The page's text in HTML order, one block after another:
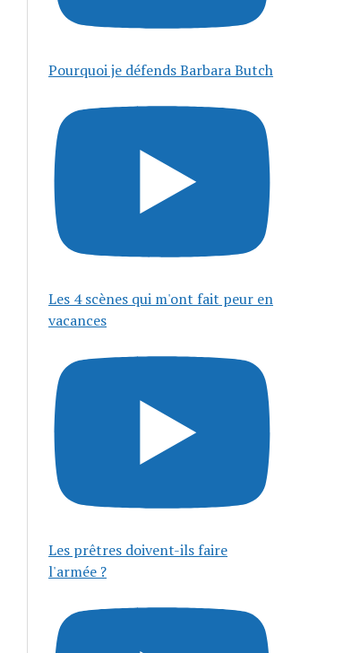
Pourquoi je défends Barbara Butch
Les 4 scènes qui m'ont fait peur en
vacances
Les prêtres doivent-ils faire
l'armée ?